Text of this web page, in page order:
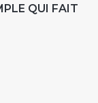
QUI FAIT